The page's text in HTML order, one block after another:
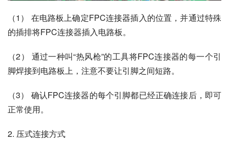
（1） 在电路板上确定FPC连接器插入的位置，并通过特殊
的插排将FPC连接器插入电路板。
（2） 通过一种叫“热风枪”的工具将FPC连接器的每一个引
脚焊接到电路板上，注意不要让引脚之间短路。
（3） 确认FPC连接器的每个引脚都已经正确连接后，即可
正常使用。
2. 压式连接方式